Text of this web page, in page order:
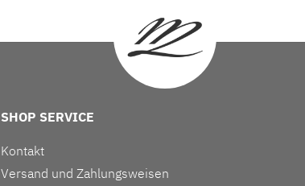
SHOP SERVICE
Kontakt
Versand und Zahlungsweisen